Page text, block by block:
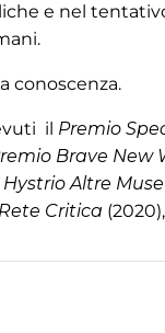
e nel
conoscenza.
il Premio
Brave New
Altre Muse
Critica